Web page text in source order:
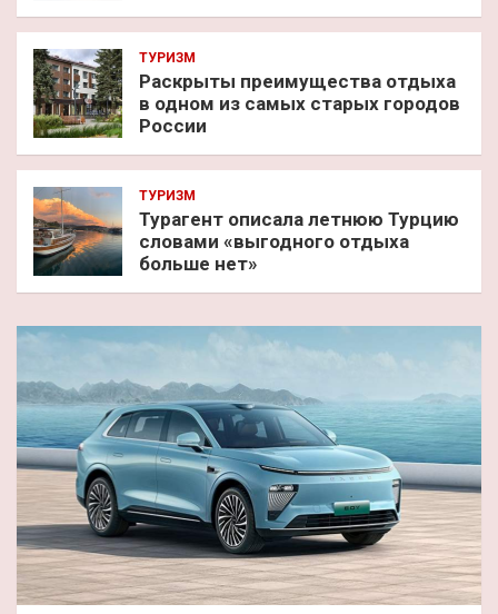
ТУРИЗМ
Раскрыты преимущества отдыха
в одном из самых старых городов
России
ТУРИЗМ
Турагент описала летнюю Турцию
словами «выгодного отдыха
больше нет»